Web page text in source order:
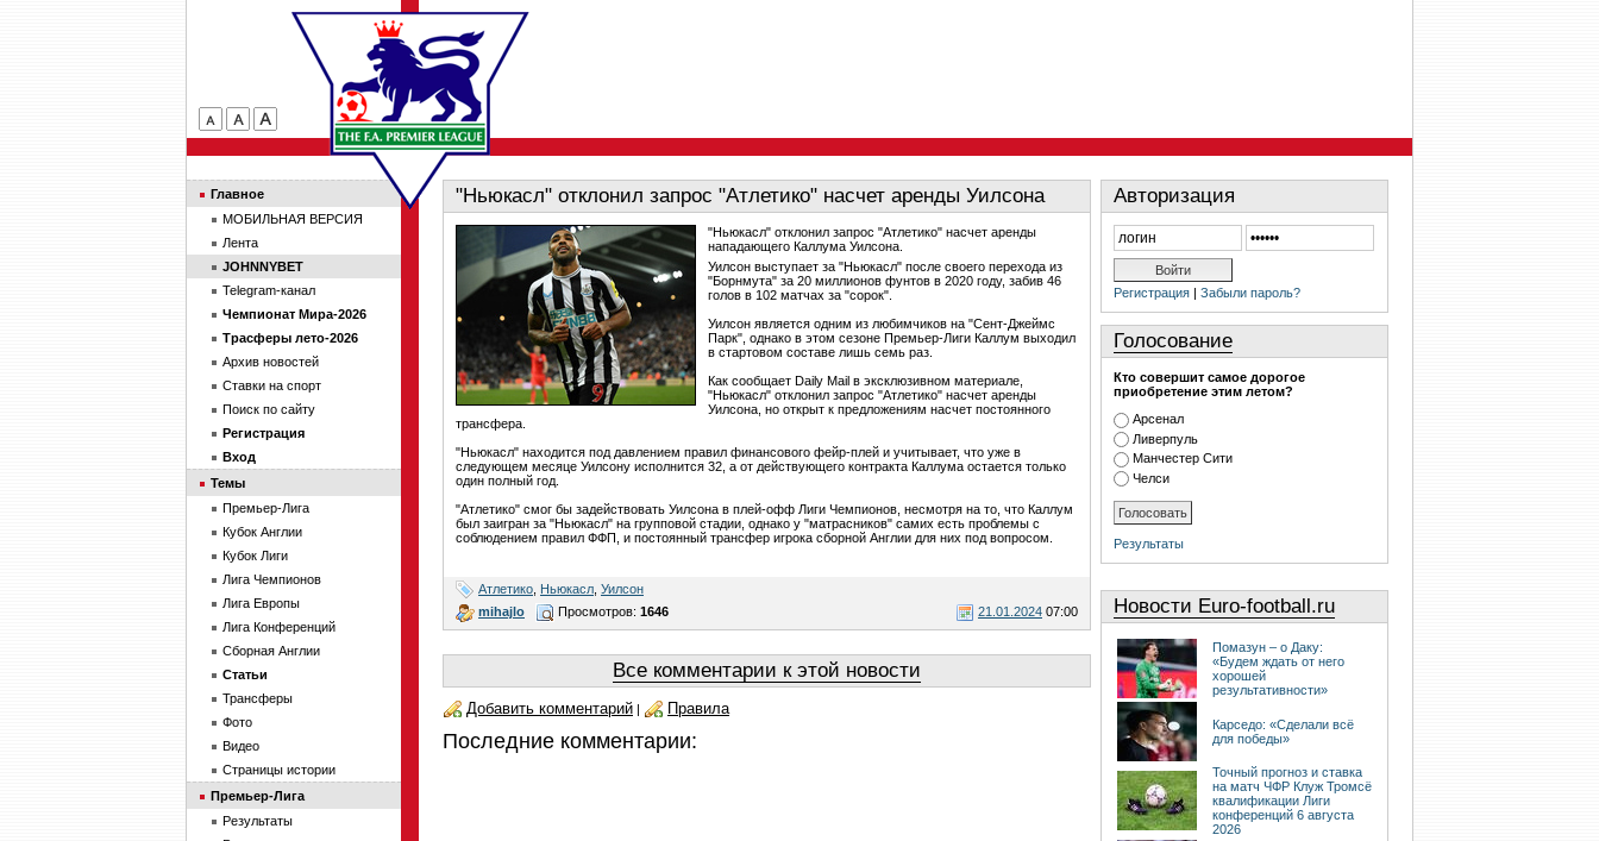
"Ньюкасл" отклонил запрос "Атлетико" насчет аренды Уилсона
"Ньюкасл" отклонил запрос "Атлетико" насчет аренды
нападающего Каллума Уилсона.
Уилсон выступает за "Ньюкасл" после своего перехода из
"Борнмута" за 20 миллионов фунтов в 2020 году, забив 46
голов в 102 матчах за "сорок".
Уилсон является одним из любимчиков на "Сент-Джеймс
Парк", однако в этом сезоне Премьер-Лиги Каллум выходил
в стартовом составе лишь семь раз.
Как сообщает Daily Mail в эксклюзивном материале,
"Ньюкасл" отклонил запрос "Атлетико" насчет аренды
Уилсона, но открыт к предложениям насчет постоянного
трансфера.
"Ньюкасл" находится под давлением правил финансового фейр-плей и учитывает, что уже в
следующем месяце Уилсону исполнится 32, а от действующего контракта Каллума остается только
один полный год.
"Атлетико" смог бы задействовать Уилсона в плей-офф Лиги Чемпионов, несмотря на то, что Каллум
был заигран за "Ньюкасл" на групповой стадии, однако у "матрасников" самих есть проблемы с
соблюдением правил ФФП, и постоянный трансфер игрока сборной Англии для них под вопросом.
Атлетико Ньюкасл Уилсон
mihajlo
21.01.2024 07:00
Просмотров: 1646
Все комментарии к этой новости
Добавить комментарий | Правила
Последние комментарии:
Авторизация
Регистрация | Забыли пароль?
Голосование
Кто совершит самое дорогое
приобретение этим летом?
Арсенал
Ливерпуль
Манчестер Сити
Челси
Результаты
Новости Euro-football.ru
Помазун – о Даку:
«Будем ждать от него
хорошей
результативности»
Карседо: «Сделали всё
для победы»
Точный прогноз и ставка
на матч ЧФР Клуж Тромсё
квалификации Лиги
конференций 6 августа
2026
Главное
МОБИЛЬНАЯ ВЕРСИЯ
Лента
JOHNNYBET
Telegram-канал
Чемпионат Мира-2026
Трасферы лето-2026
Архив новостей
Ставки на спорт
Поиск по сайту
Регистрация
Вход
Темы
Премьер-Лига
Кубок Англии
Кубок Лиги
Лига Чемпионов
Лига Европы
Лига Конференций
Сборная Англии
Статьи
Трансферы
Фото
Видео
Страницы истории
Премьер-Лига
Результаты